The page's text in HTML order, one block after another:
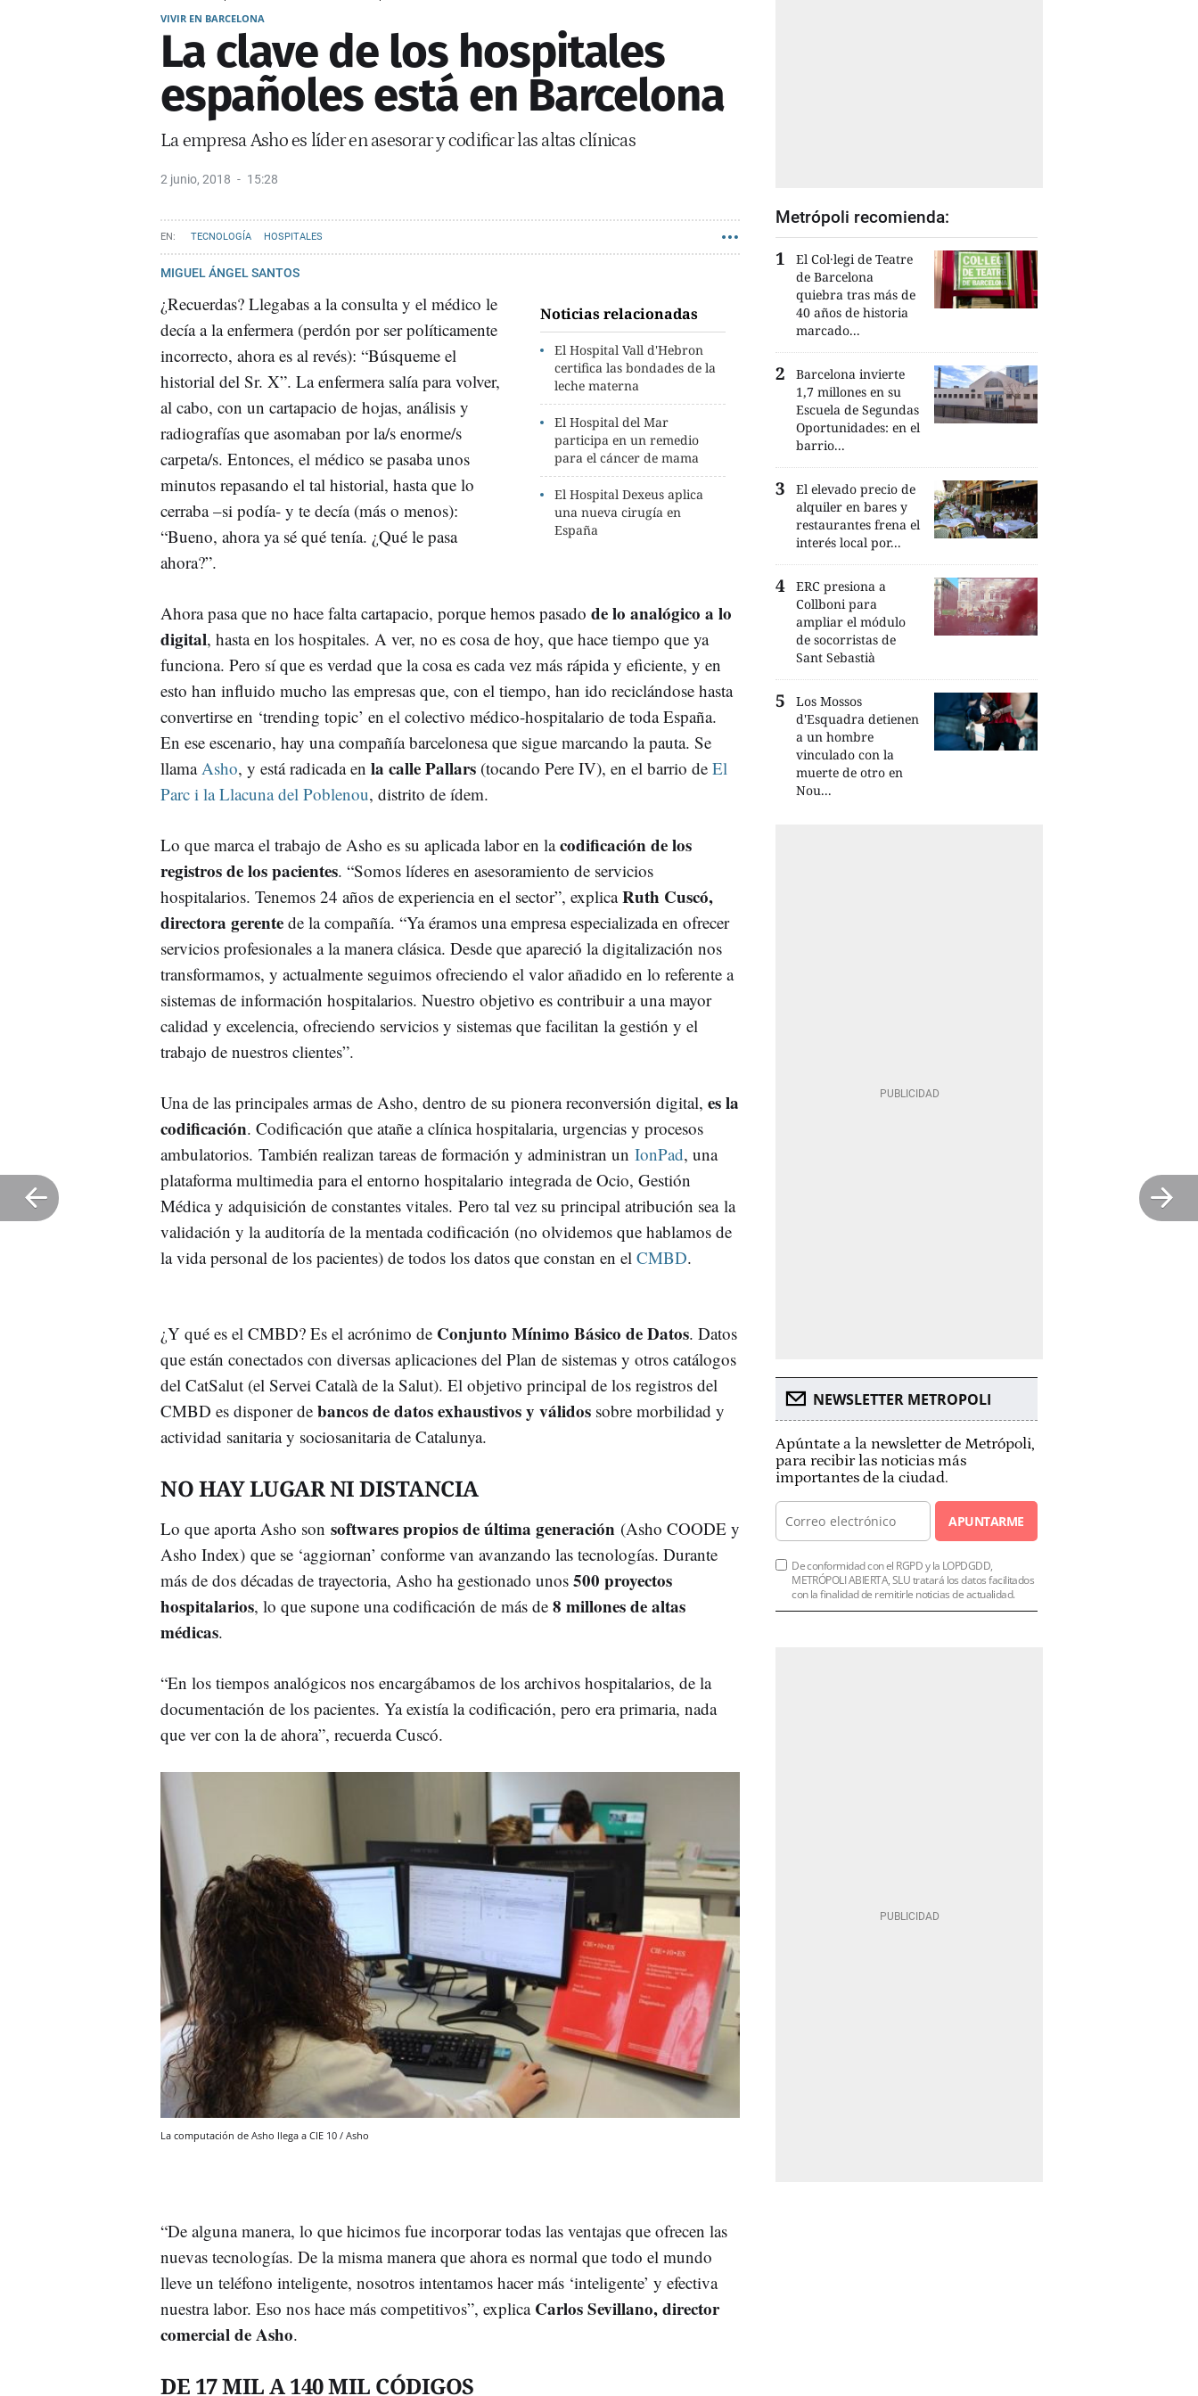
VIVIR EN BARCELONA
La clave de los hospitales
españoles está en Barcelona
La empresa Asho es líder en asesorar y codificar las altas clínicas
2 junio, 2018 15:28
TECNOLOGÍA HOSPITALES
MIGUEL ÁNGEL SANTOS
Noticias relacionadas
El Hospital Vall d'Hebron
certifica las bondades de la
leche materna
El Hospital del Mar
participa en un remedio
para el cáncer de mama
El Hospital Dexeus aplica
una nueva cirugía en
España
¿Recuerdas? Llegabas a la consulta y el médico le
decía a la enfermera (perdón por ser políticamente
incorrecto, ahora es al revés): “Búsqueme el
historial del Sr. X”. La enfermera salía para volver,
al cabo, con un cartapacio de hojas, análisis y
radiografías que asomaban por la/s enorme/s
carpeta/s. Entonces, el médico se pasaba unos
minutos repasando el tal historial, hasta que lo
cerraba –si podía- y te decía (más o menos):
“Bueno, ahora ya sé qué tenía. ¿Qué le pasa
ahora?”.
Ahora pasa que no hace falta cartapacio, porque hemos pasado de lo analógico a lo
digital, hasta en los hospitales. A ver, no es cosa de hoy, que hace tiempo que ya
funciona. Pero sí que es verdad que la cosa es cada vez más rápida y eficiente, y en
esto han influido mucho las empresas que, con el tiempo, han ido reciclándose hasta
convertirse en ‘trending topic’ en el colectivo médico-hospitalario de toda España.
En ese escenario, hay una compañía barcelonesa que sigue marcando la pauta. Se
llama Asho, y está radicada en la calle Pallars (tocando Pere IV), en el barrio de El
Parc i la Llacuna del Poblenou, distrito de ídem.
Lo que marca el trabajo de Asho es su aplicada labor en lacodificación de los
registros de los pacientes. “Somos líderes en asesoramiento de servicios
hospitalarios. Tenemos 24 años de experiencia en el sector”, explicaRuth Cuscó,
directora gerente de la compañía. “Ya éramos una empresa especializada en ofrecer
servicios profesionales a la manera clásica. Desde que apareció la digitalización nos
transformamos, y actualmente seguimos ofreciendo el valor añadido en lo referente a
sistemas de información hospitalarios. Nuestro objetivo es contribuir a una mayor
calidad y excelencia, ofreciendo servicios y sistemas que facilitan la gestión y el
trabajo de nuestros clientes”.
Una de las principales armas de Asho, dentro de su pionera reconversión digital, es la
codificación. Codificación que atañe a clínica hospitalaria, urgencias y procesos
ambulatorios. También realizan tareas de formación y administran un IonPad, una
plataforma multimedia para el entorno hospitalario integrada de Ocio, Gestión
Médica y adquisición de constantes vitales. Pero tal vez su principal atribución sea la
validación y la auditoría de la mentada codificación (no olvidemos que hablamos de
la vida personal de los pacientes) de todos los datos que constan en el CMBD.
¿Y qué es el CMBD? Es el acrónimo de Conjunto Mínimo Básico de Datos. Datos
que están conectados con diversas aplicaciones del Plan de sistemas y otros catálogos
del CatSalut (el Servei Català de la Salut). El objetivo principal de los registros del
CMBD es disponer de bancos de datos exhaustivos y válidos sobre morbilidad y
actividad sanitaria y sociosanitaria de Catalunya.
NO HAY LUGAR NI DISTANCIA
Lo que aporta Asho son softwares propios de última generación (Asho COODE y
Asho Index) que se ‘aggiornan’ conforme van avanzando las tecnologías. Durante
más de dos décadas de trayectoria, Asho ha gestionado unos 500 proyectos
hospitalarios, lo que supone una codificación de más de 8 millones de altas
médicas.
“En los tiempos analógicos nos encargábamos de los archivos hospitalarios, de la
documentación de los pacientes. Ya existía la codificación, pero era primaria, nada
que ver con la de ahora”, recuerda Cuscó.
La computación de Asho llega a CIE 10 / Asho
“De alguna manera, lo que hicimos fue incorporar todas las ventajas que ofrecen las
nuevas tecnologías. De la misma manera que ahora es normal que todo el mundo
lleve un teléfono inteligente, nosotros intentamos hacer más ‘inteligente’ y efectiva
nuestra labor. Eso nos hace más competitivos”, explica Carlos Sevillano, director
comercial de Asho.
DE 17 MIL A 140 MIL CÓDIGOS
Metrópoli recomienda:
El Col·legi de Teatre
de Barcelona
quiebra tras más de
40 años de historia
marcado...
Barcelona invierte
1,7 millones en su
Escuela de Segundas
Oportunidades: en el
barrio...
El elevado precio de
alquiler en bares y
restaurantes frena el
interés local por...
ERC presiona a
Collboni para
ampliar el módulo
de socorristas de
Sant Sebastià
Los Mossos
d'Esquadra detienen
a un hombre
vinculado con la
muerte de otro en
Nou...
NEWSLETTER METROPOLI
Apúntate a la newsletter de Metrópoli,
para recibir las noticias más
importantes de la ciudad.
APUNTARME
De conformidad con el RGPD y la LOPDGDD,
METRÓPOLI ABIERTA, SLU tratará los datos facilitados
con la finalidad de remitirle noticias de actualidad.